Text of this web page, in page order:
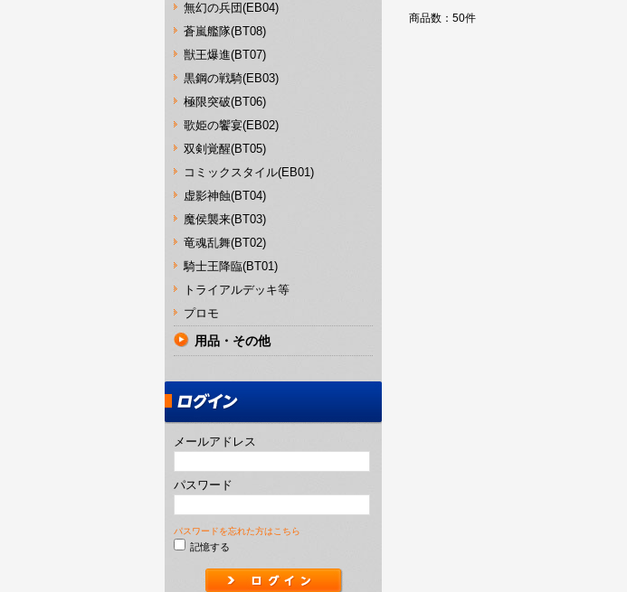
商品数：50件
無幻の兵団(EB04)
蒼嵐艦隊(BT08)
獣王爆進(BT07)
黒鋼の戦騎(EB03)
極限突破(BT06)
歌姫の饗宴(EB02)
双剣覚醒(BT05)
コミックスタイル(EB01)
虚影神蝕(BT04)
魔侯襲来(BT03)
竜魂乱舞(BT02)
騎士王降臨(BT01)
トライアルデッキ等
プロモ
用品・その他
メールアドレス
パスワード
パスワードを忘れた方はこちら
記憶する